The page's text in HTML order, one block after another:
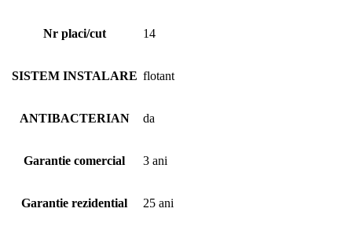
Nr placi/cut 14
SISTEM INSTALARE flotant
ANTIBACTERIAN da
Garantie comercial 3 ani
Garantie rezidential 25 ani